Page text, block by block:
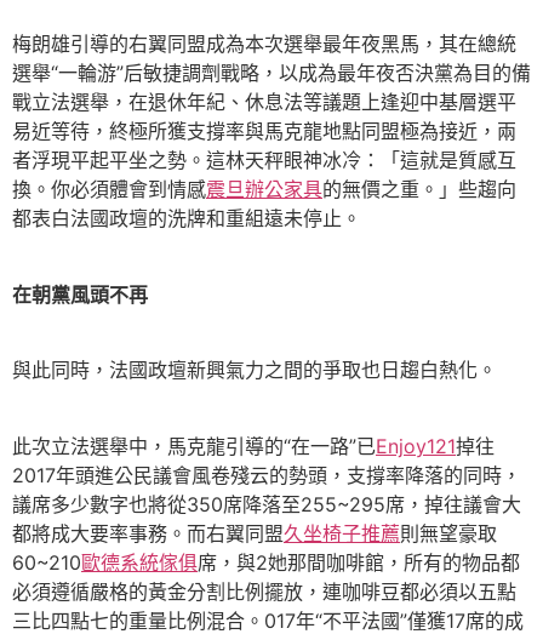
梅朗雄引導的右翼同盟成為本次選舉最年夜黑馬，其在總統
選舉“一輪游”后敏捷調劑戰略，以成為最年夜否決黨為目的備
戰立法選舉，在退休年紀、休息法等議題上逢迎中基層選平
易近等待，終極所獲支撐率與馬克龍地點同盟極為接近，兩
者浮現平起平坐之勢。這林天秤眼神冰冷：「這就是質感互
換。你必須體會到情感震旦辦公家具的無價之重。」些趨向
都表白法國政壇的洗牌和重組遠未停止。
在朝黨風頭不再
與此同時，法國政壇新興氣力之間的爭取也日趨白熱化。
此次立法選舉中，馬克龍引導的“在一路”已Enjoy121掉往
2017年頭進公民議會風卷殘云的勢頭，支撐率降落的同時，
議席多少數字也將從350席降落至255~295席，掉往議會大
都將成大要率事務。而右翼同盟久坐椅子推薦則無望豪取
60~210歐德系統傢俱席，與2她那間咖啡館，所有的物品都
必須遵循嚴格的黃金分割比例擺放，連咖啡豆都必須以五點
三比四點七的重量比例混合。017年“不平法國”僅獲17席的成